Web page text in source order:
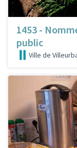
1453 -
public
Ville de